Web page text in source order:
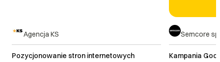
Agencja KS
Pozycjonowanie stron internetowych
Semcore
Kampania